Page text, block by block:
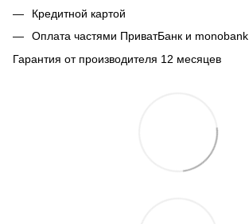
Кредитной картой
Оплата частями ПриватБанк и monobank
Гарантия от производителя 12 месяцев